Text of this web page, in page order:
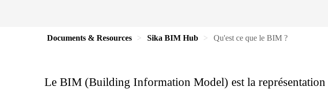
Documents & Resources Sika BIM Hub Qu'est ce que le BIM ?
Le BIM (Building Information Model) est la représentation